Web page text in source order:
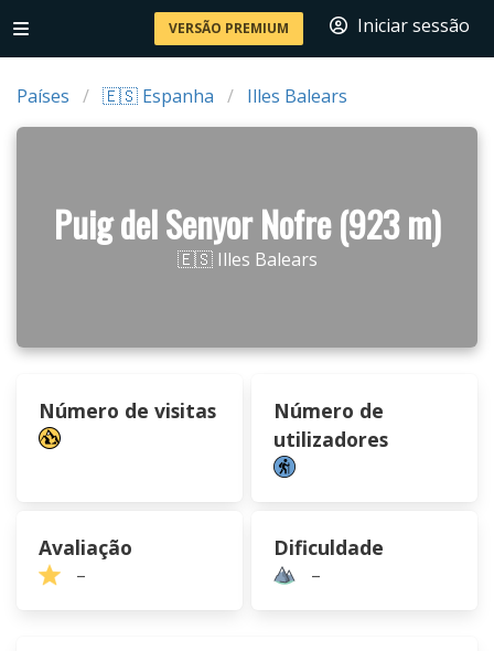
VERSÃO PREMIUM Iniciar sessão
Países 🇪🇸 Espanha Illes Balears
Puig del Senyor Nofre (923 m)
🇪🇸 Illes Balears
Número de visitas
Número de
utilizadores
Avaliação
–
Dificuldade
–